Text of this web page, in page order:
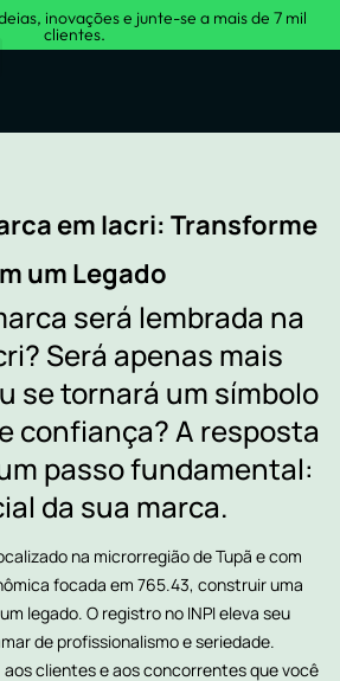
inovações e junte-se a mais de 7 mil
clientes.
em Iacri: Transforme
um Legado
será lembrada na
Será apenas mais
se tornará um símbolo
confiança? A resposta
passo fundamental:
da sua marca.
na microrregião de Tupã e com
focada em 765.43, construir uma
legado. O registro no INPI eleva seu
de profissionalismo e seriedade.
aos clientes e aos concorrentes que você